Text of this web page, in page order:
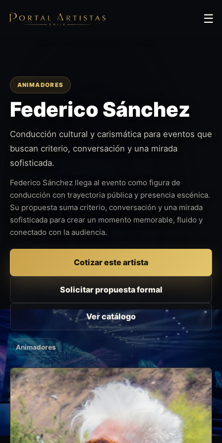
☰
ANIMADORES
Federico Sánchez
Conducción cultural y carismática para eventos que
buscan criterio, conversación y una mirada
sofisticada.
Federico Sánchez llega al evento como figura de
conducción con trayectoria pública y presencia escénica.
Su propuesta suma criterio, conversación y una mirada
sofisticada para crear un momento memorable, fluido y
conectado con la audiencia.
Cotizar este artista
Solicitar propuesta formal
Ver catálogo
Animadores